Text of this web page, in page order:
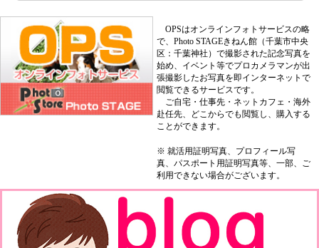
OPSはオンラインフォトサービスの略
で、Photo STAGEきねん館（千葉市中央
区：千葉神社）で撮影された記念写真を
始め、イベント等でプロカメラマンが出
張撮影したお写真を即インターネットで
閲覧できるサービスです。
ご自宅・仕事先・ネットカフェ・海外
赴任先、どこからでも閲覧し、購入する
ことができます。
※ 就活用証明写真、プロフィール写
真、パスポート用証明写真等、一部、ご
利用できない場合がございます。